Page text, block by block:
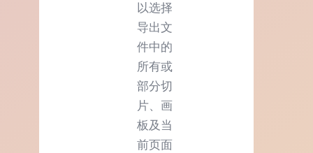
以选择
导出文
件中的
所有或
部分切
片、画
板及当
前页面